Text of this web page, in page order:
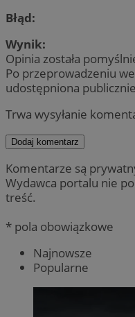
Błąd:
Wynik:
Opinia została
Po przeprowadzeniu
udostępniona
Trwa wysyłanie
Dodaj komentarz
Komentarze są
Wydawca portalu nie
treść.
* pola obowiązkowe
Najnowsze
Popularne